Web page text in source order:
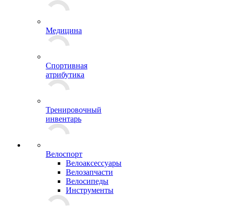
Медицина
Спортивная
атрибутика
Тренировочный
инвентарь
Велоспорт
Велоаксессуары
Велозапчасти
Велосипеды
Инструменты